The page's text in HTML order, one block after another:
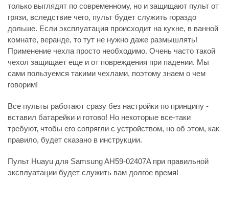
только выглядят по современному, но и защищают пульт от
грязи, вследствие чего, пульт будет служить гораздо
дольше. Если эксплуатация происходит на кухне, в ванной
комнате, веранде, то тут не нужно даже размышлять!
Применение чехла просто необходимо. Очень часто такой
чехол защищает еще и от повреждения при падении. Мы
сами пользуемся такими чехлами, поэтому знаем о чем
говорим!
Все пульты работают сразу без настройки по принципу -
вставил батарейки и готово! Но некоторые все-таки
требуют, чтобы его сопрягли с устройством, но об этом, как
правило, будет сказано в инструкции.
Пульт Huayu для Samsung AH59-02407A при правильной
эксплуатации будет служить вам долгое время!